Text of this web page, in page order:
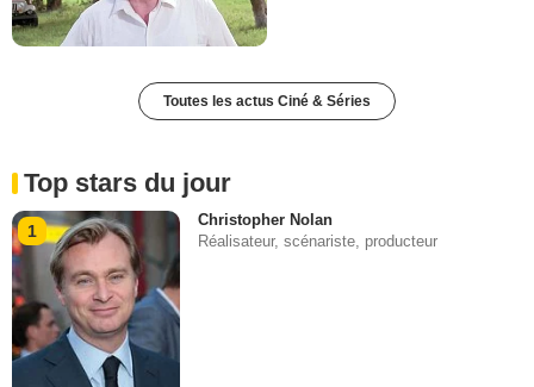
Toutes les actus Ciné & Séries
Top stars du jour
1
Christopher Nolan
Réalisateur, scénariste, producteur